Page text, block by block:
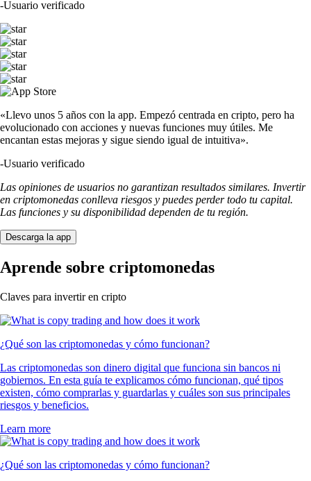
-Usuario verificado
«Llevo unos 5 años con la app. Empezó centrada en cripto, pero ha
evolucionado con acciones y nuevas funciones muy útiles. Me
encantan estas mejoras y sigue siendo igual de intuitiva».
-Usuario verificado
Las opiniones de usuarios no garantizan resultados similares. Invertir
en criptomonedas conlleva riesgos y puedes perder todo tu capital.
Las funciones y su disponibilidad dependen de tu región.
Descarga la app
Aprende sobre criptomonedas
Claves para invertir en cripto
¿Qué son las criptomonedas y cómo funcionan?
Las criptomonedas son dinero digital que funciona sin bancos ni
gobiernos. En esta guía te explicamos cómo funcionan, qué tipos
existen, cómo comprarlas y guardarlas y cuáles son sus principales
riesgos y beneficios.
Learn more
¿Qué son las criptomonedas y cómo funcionan?